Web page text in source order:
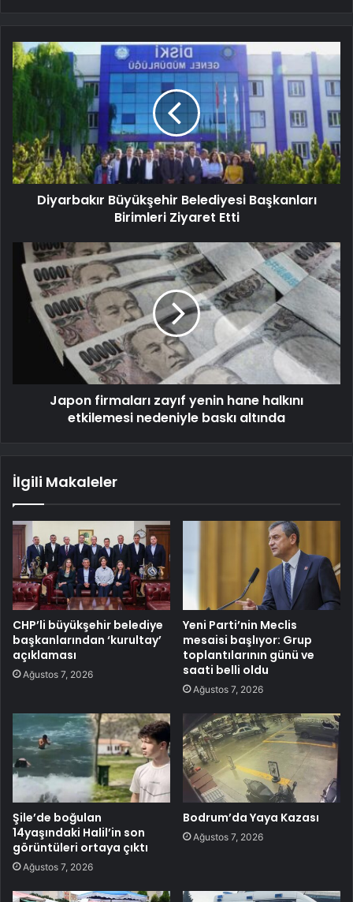
Diyarbakır Büyükşehir Belediyesi Başkanları
Birimleri Ziyaret Etti
Japon firmaları zayıf yenin hane halkını
etkilemesi nedeniyle baskı altında
İlgili Makaleler
CHP’li büyükşehir belediye
başkanlarından ‘kurultay’
açıklaması
Ağustos 7, 2026
Yeni Parti’nin Meclis
mesaisi başlıyor: Grup
toplantılarının günü ve
saati belli oldu
Ağustos 7, 2026
Şile’de boğulan
14yaşındaki Halil’in son
görüntüleri ortaya çıktı
Ağustos 7, 2026
Bodrum’da Yaya Kazası
Ağustos 7, 2026